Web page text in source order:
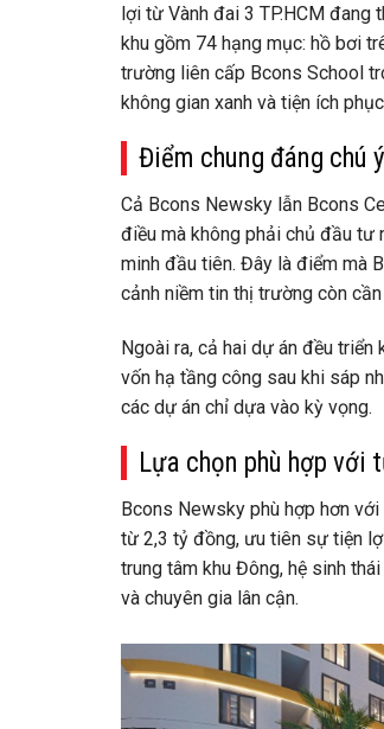
lợi từ Vành đai 3 TP.HCM đang
khu gồm 74 hạng mục: hồ bơi
trường liên cấp Bcons School
không gian xanh và tiện ích
Điểm chung đáng chú
Cả Bcons Newsky lẫn Bcons
điều mà không phải chủ đầu tư
minh đầu tiên. Đây là điểm mà
cảnh niềm tin thị trường còn
Ngoài ra, cả hai dự án đều
vốn hạ tầng công sau khi sáp
các dự án chỉ dựa vào kỳ vọng.
Lựa chọn phù hợp với
Bcons Newsky phù hợp hơn
từ 2,3 tỷ đồng, ưu tiên sự tiện
trung tâm khu Đông, hệ sinh
và chuyên gia lân cận.